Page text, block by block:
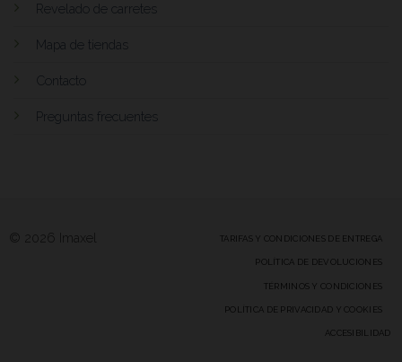
Revelado de carretes
Mapa de tiendas
Contacto
Preguntas frecuentes
© 2026 Imaxel TARIFAS Y CONDICIONES DE ENTREGA
POLÍTICA DE DEVOLUCIONES
TÉRMINOS Y CONDICIONES
POLÍTICA DE PRIVACIDAD Y COOKIES
ACCESIBILIDAD